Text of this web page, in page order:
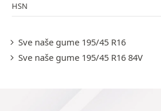
HSN
Sve naše gume 195/45 R16
Sve naše gume 195/45 R16 84V